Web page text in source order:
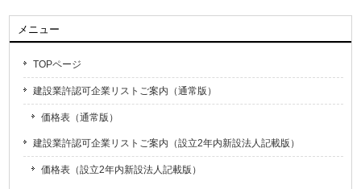
メニュー
TOPページ
建設業許認可企業リストご案内（通常版）
価格表（通常版）
建設業許認可企業リストご案内（設立2年内新設法人記載版）
価格表（設立2年内新設法人記載版）